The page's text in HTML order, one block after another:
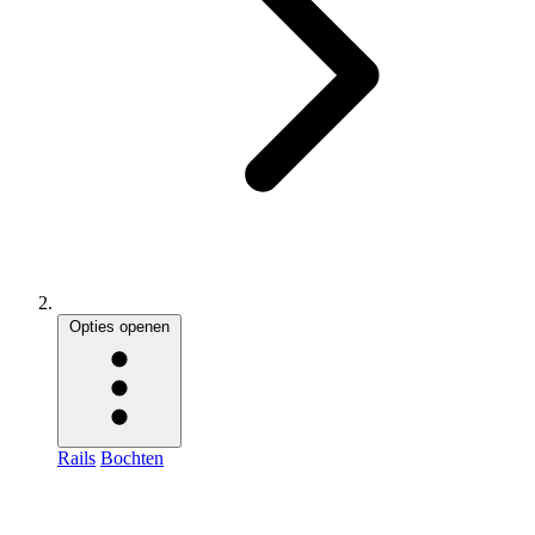
Opties openen
Rails Bochten